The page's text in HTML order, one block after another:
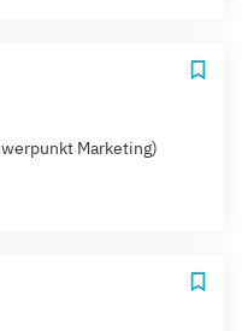
Marketing)